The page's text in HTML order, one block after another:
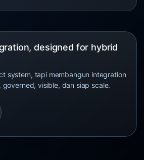
designed for hybrid
system, tapi membangun integration
governed, visible, dan siap scale.